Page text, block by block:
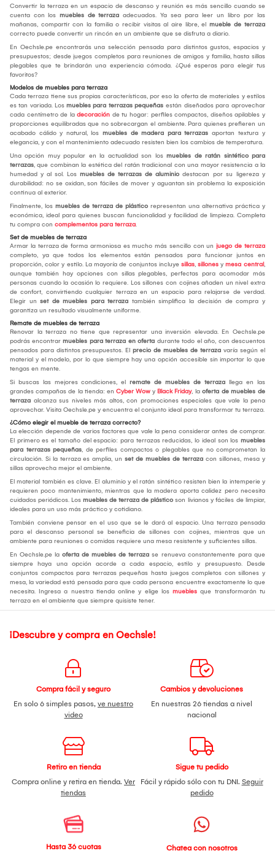
Convertir la terraza en un espacio de descanso y reunión es más sencillo cuando se
cuenta con los muebles de terraza adecuados. Ya sea para leer un libro por las
mañanas, compartir con la familia o recibir visitas al aire libre, el mueble de terraza
correcto puede convertir un rincón en un ambiente que se disfruta a diario.
En Oechsle.pe encontrarás una selección pensada para distintos gustos, espacios y
presupuestos; desde juegos completos para reuniones de amigos y familia, hasta sillas
plegables que te brindarán una experiencia cómoda. ¿Qué esperas para elegir tus
favoritos?
Modelos de muebles para terraza
Cada terraza tiene sus propias características, por eso la oferta de materiales y estilos
es tan variada. Los muebles para terrazas pequeñas están diseñados para aprovechar
cada centímetro de la decoración de tu hogar: perfiles compactos, diseños apilables y
proporciones equilibradas que no sobrecargan el ambiente. Para quienes prefieren un
acabado cálido y natural, los muebles de madera para terrazas aportan textura y
elegancia, y con el mantenimiento adecuado resisten bien los cambios de temperatura.
Una opción muy popular en la actualidad son los muebles de ratán sintético para
terrazas, que combinan la estética del ratán tradicional con una mayor resistencia a la
humedad y al sol. Los muebles de terrazas de aluminio destacan por su ligereza y
durabilidad: no se oxidan, son fáciles de mover y aguantan sin problema la exposición
continua al exterior.
Finalmente, los muebles de terraza de plástico representan una alternativa práctica y
económica, ideal para quienes buscan funcionalidad y facilidad de limpieza. Completa
tu compra con complementos para terraza.
Set de muebles de terraza
Armar la terraza de forma armoniosa es mucho más sencillo con un juego de terraza
completo, ya que todos los elementos están pensados para funcionar juntos en
proporción, color y estilo. La mayoría de conjuntos incluye sillas, sillones y mesa central,
aunque también hay opciones con sillas plegables, perfectas para acomodar más
personas cuando la ocasión lo requiere. Los sillones con cojines añaden un nivel extra
de confort, convirtiendo cualquier terraza en un espacio para relajarse de verdad.
Elegir un set de muebles para terraza también simplifica la decisión de compra y
garantiza un resultado visualmente uniforme.
Remate de muebles de terraza
Renovar la terraza no tiene que representar una inversión elevada. En Oechsle.pe
podrás encontrar muebles para terraza en oferta durante todo el año, con descuentos
pensados para distintos presupuestos. El precio de muebles de terraza varía según el
material y el modelo, por lo que siempre hay una opción accesible sin importar lo que
tengas en mente.
Si buscas las mejores condiciones, el remate de muebles de terraza llega en las
grandes campañas de la tienda: en Cyber Wow y Black Friday, la oferta de muebles de
terraza alcanza sus niveles más altos, con promociones especiales que vale la pena
aprovechar. Visita Oechsle.pe y encuentra el conjunto ideal para transformar tu terraza.
¿Cómo elegir el mueble de terraza correcto?
La elección depende de varios factores que vale la pena considerar antes de comprar.
El primero es el tamaño del espacio: para terrazas reducidas, lo ideal son los muebles
para terrazas pequeñas, de perfiles compactos o plegables que no comprometan la
circulación. Si la terraza es amplia, un set de muebles de terraza con sillones, mesa y
sillas aprovecha mejor el ambiente.
El material también es clave. El aluminio y el ratán sintético resisten bien la intemperie y
requieren poco mantenimiento, mientras que la madera aporta calidez pero necesita
cuidados periódicos. Los muebles de terraza de plástico son livianos y fáciles de limpiar,
ideales para un uso más práctico y cotidiano.
También conviene pensar en el uso que se le dará al espacio. Una terraza pensada
para el descanso personal se beneficia de sillones con cojines, mientras que un
ambiente para reuniones o comidas requiere una mesa resistente y suficientes sillas.
En Oechsle.pe la oferta de muebles de terraza se renueva constantemente para que
siempre haya una opción acorde a cada espacio, estilo y presupuesto. Desde
conjuntos compactos para terrazas pequeñas hasta juegos completos con sillones y
mesa, la variedad está pensada para que cada persona encuentre exactamente lo que
necesita. Ingresa a nuestra tienda online y elige los muebles que transformarán tu
terraza en el ambiente que siempre quisiste tener.
¡Descubre y compra en Oechsle!
Compra fácil y seguro
En solo 6 simples pasos, ve nuestro
video
Cambios y devoluciones
En nuestras 26 tiendas a nivel
nacional
Retiro en tienda
Compra online y retira en tienda. Ver
tiendas
Sigue tu pedido
Fácil y rápido sólo con tu DNI. Seguir
pedido
Hasta 36 cuotas
Chatea con nosotros